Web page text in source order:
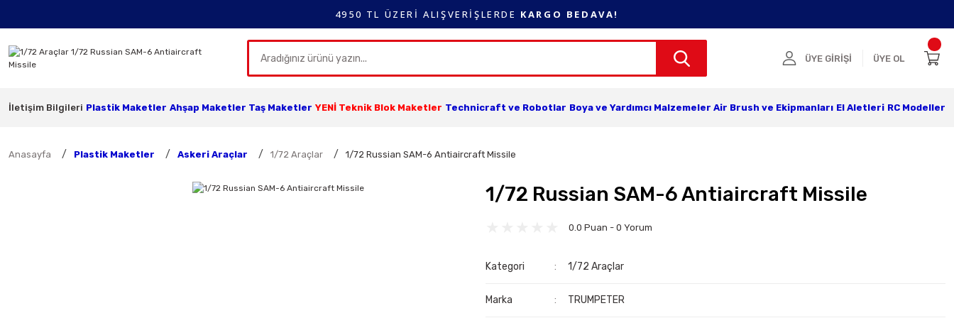
4950 TL ÜZERİ ALIŞVERİŞLERDE KARGO BEDAVA!
ÜYE GİRİŞİ ÜYE OL
İletişim Bilgileri Plastik Maketler Ahşap Maketler Taş Maketler YENİ Teknik Blok Maketler Technicraft ve Robotlar Boya ve Yardımcı Malzemeler Air Brush ve Ekipmanları El Aletleri RC Modeller
Anasayfa Plastik Maketler Askeri Araçlar 1/72 Araçlar 1/72 Russian SAM-6 Antiaircraft Missile
1/72 Russian SAM-6 Antiaircraft Missile
0.0 Puan - 0 Yorum
Kategori 1/72 Araçlar
Marka TRUMPETER